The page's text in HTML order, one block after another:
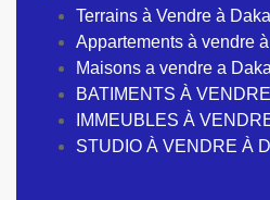
Terrains à Vendre à
Appartements à vendre
Maisons a vendre a
BATIMENTS À
IMMEUBLES À
STUDIO À VENDRE À